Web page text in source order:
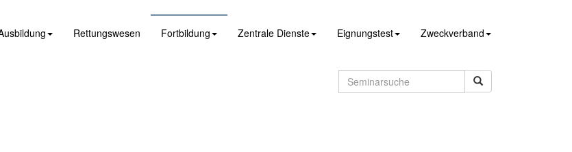
Rettungswesen Fortbildung Zentrale Dienste Eignungstest Zweckverband